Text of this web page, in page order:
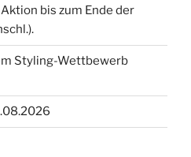
bis zum Ende der
Styling-Wettbewerb